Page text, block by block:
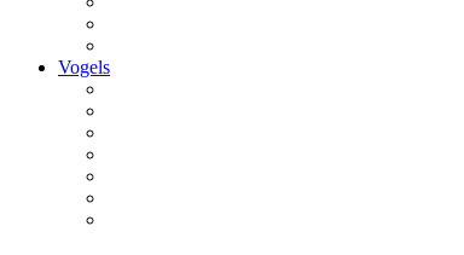
Vogels